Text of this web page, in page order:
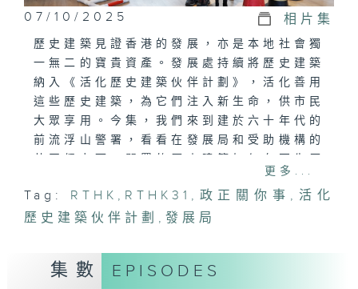
07/10/2025 相片集
歷史建築見證香港的發展，亦是本地社會獨
一無二的寶貴資產。發展處持續將歷史建築
納入《活化歷史建築伙伴計劃》，活化善用
這些歷史建築，為它們注入新生命，供市民
大眾享用。今集，我們來到建於六十年代的
前流浮山警署，看看在發展局和受助機構的
本建築特色之下重獲新生，成為一所導盲犬
學院。
更多...
Tag: RTHK , RTHK31 , 政正關你事 , 活化
歷史建築伙伴計劃 ,發展局
集數 EPISODES